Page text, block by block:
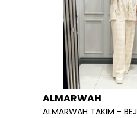
ALMARWAH
ALMARWAH TAKIM - BEJ